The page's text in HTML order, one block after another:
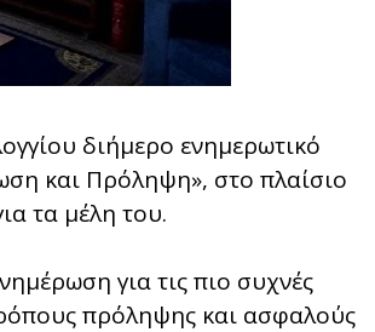
διήμερο ενημερωτικό
και Πρόληψη», στο πλαίσιο
τα μέλη του.
για τις πιο συχνές
πρόληψης και ασφαλούς